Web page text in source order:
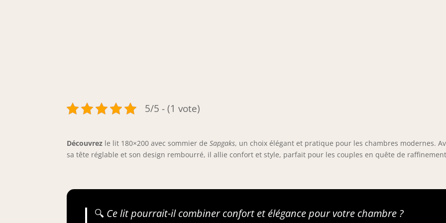
5/5 - (1 vote)
Découvrez le lit 180×200 avec sommier deSapgaks, un choix élégant et pratique pour les chambres modernes.
sa tête réglable et son design rembourré, il allie confort et style, parfait pour les couples en quête de
🔍 Ce lit pourrait-il combiner confort et élégance pour votre chambre ?